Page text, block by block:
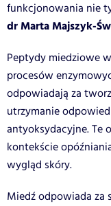
funkcjonowania nie
dr Marta Majszyk-
Peptydy miedziowe
procesów
odpowiadają za
utrzymanie
antyoksydacyjne. Te
kontekście
wygląd skóry.
Miedź odpowiada za